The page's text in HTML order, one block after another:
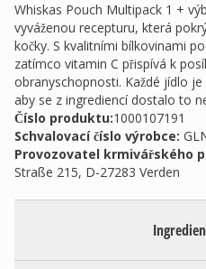
Whiskas Pouch Multipack 1 +
vyváženou recepturu, která
kočky. S kvalitními bílkovinami
zatímco vitamin C přispívá k
obranyschopnosti. Každé jídlo
aby se z ingrediencí dostalo to
Číslo produktu:1000107191
Schvalovací číslo výrobce:
Provozovatel krmivářského
Straße 215, D-27283 Verden